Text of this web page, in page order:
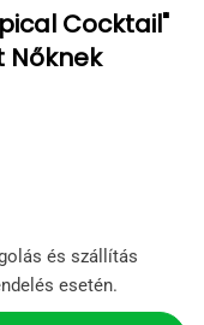
Cocktail"
Nőknek
ár
és szállítás
esetén.